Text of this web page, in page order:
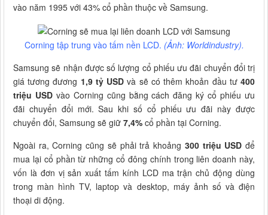
vào năm 1995 với 43% cổ phần thuộc về Samsung.
Corning tập trung vào tấm nền LCD. (Ảnh: Worldindustry).
Samsung sẽ nhận được số lượng cổ phiếu ưu đãi chuyển đổi trị
giá tương đương 1,9 tỷ USD và sẽ có thêm khoản đầu tư400
triệu USDvào Corning cũng bằng cách đăng ký cổ phiếu ưu
đãi chuyển đổi mới. Sau khi số cổ phiếu ưu đãi này được
chuyển đổi, Samsung sẽ giữ 7,4% cổ phần tại Corning.
Ngoài ra, Corning cũng sẽ phải trả khoảng 300 triệu USD để
mua lại cổ phần từ những cổ đông chính trong liên doanh này,
vốn là đơn vị sản xuất tấm kính LCD ma trận chủ động dùng
trong màn hình TV, laptop và desktop, máy ảnh số và điện
thoại di động.